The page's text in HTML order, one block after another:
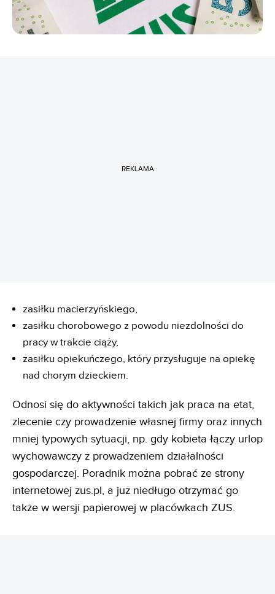
REKLAMA
zasiłku macierzyńskiego,
zasiłku chorobowego z powodu niezdolności do
pracy w trakcie ciąży,
zasiłku opiekuńczego, który przysługuje na opiekę
nad chorym dzieckiem.
Odnosi się do aktywności takich jak praca na etat,
zlecenie czy prowadzenie własnej firmy oraz innych
mniej typowych sytuacji, np. gdy kobieta łączy urlop
wychowawczy z prowadzeniem działalności
gospodarczej. Poradnik można pobrać ze strony
internetowej zus.pl, a już niedługo otrzymać go
także w wersji papierowej w placówkach ZUS.